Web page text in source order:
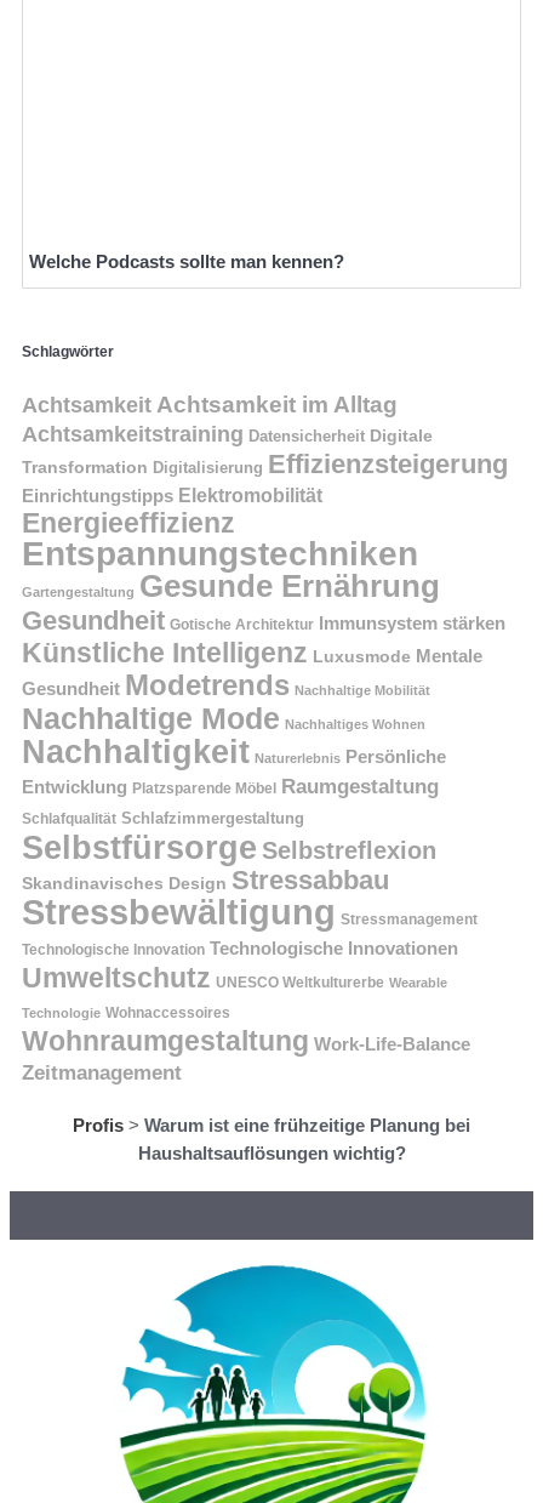
Welche Podcasts sollte man kennen?
Schlagwörter
Achtsamkeit Achtsamkeit im Alltag
Achtsamkeitstraining Datensicherheit Digitale
Transformation Digitalisierung Effizienzsteigerung
Einrichtungstipps Elektromobilität
Energieeffizienz
Entspannungstechniken
Gartengestaltung Gesunde Ernährung
Gesundheit Gotische Architektur Immunsystem stärken
Künstliche Intelligenz Luxusmode Mentale
Gesundheit Modetrends Nachhaltige Mobilität
Nachhaltige Mode Nachhaltiges Wohnen
Nachhaltigkeit Naturerlebnis Persönliche
Entwicklung Platzsparende Möbel Raumgestaltung
Schlafqualität Schlafzimmergestaltung
Selbstfürsorge Selbstreflexion
Skandinavisches Design Stressabbau
Stressbewältigung Stressmanagement
Technologische Innovation Technologische Innovationen
Umweltschutz UNESCO Weltkulturerbe Wearable
Technologie Wohnaccessoires
Wohnraumgestaltung Work-Life-Balance
Zeitmanagement
Profis > Warum ist eine frühzeitige Planung bei
Haushaltsauflösungen wichtig?